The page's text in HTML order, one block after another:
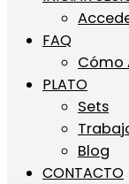
FAQ
Cómo
PLATO
Sets
Blog
CONTACTO